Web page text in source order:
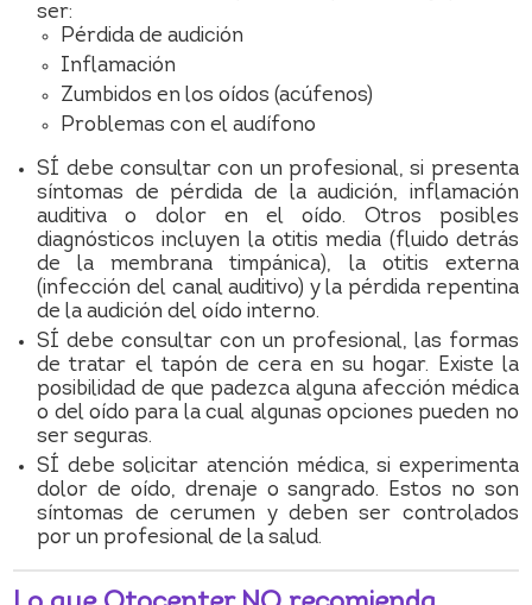
ser:
Pérdida de audición
Inflamación
Zumbidos en los oídos (acúfenos)
Problemas con el audífono
SÍ debe consultar con un profesional, si presenta
síntomas de pérdida de la audición, inflamación
auditiva o dolor en el oído. Otros posibles
diagnósticos incluyen la otitis media (fluido detrás
de la membrana timpánica), la otitis externa
(infección del canal auditivo) y la pérdida repentina
de la audición del oído interno.
SÍ debe consultar con un profesional, las formas
de tratar el tapón de cera en su hogar. Existe la
posibilidad de que padezca alguna afección médica
o del oído para la cual algunas opciones pueden no
ser seguras.
SÍ debe solicitar atención médica, si experimenta
dolor de oído, drenaje o sangrado. Estos no son
síntomas de cerumen y deben ser controlados
por un profesional de la salud.